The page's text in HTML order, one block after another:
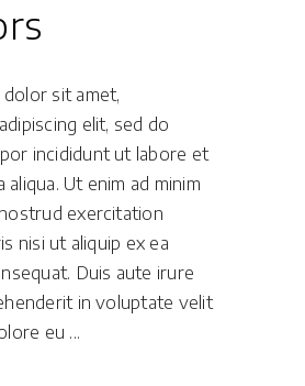
sit amet,
elit, sed do
incididunt ut labore et
aliqua. Ut enim ad minim
exercitation
nisi ut aliquip ex ea
Duis aute irure
in voluptate velit
eu